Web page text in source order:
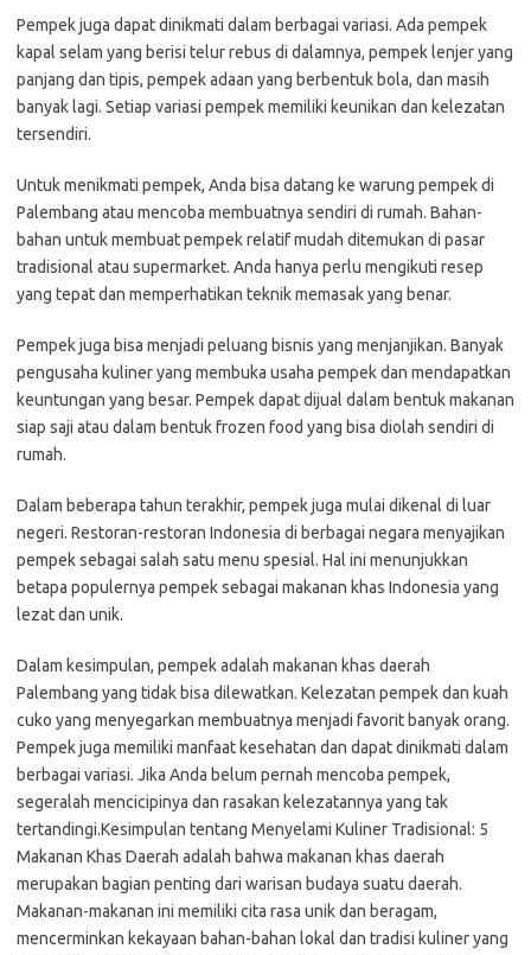
Pempek juga dapat dinikmati dalam berbagai variasi. Ada pempek
kapal selam yang berisi telur rebus di dalamnya, pempek lenjer yang
panjang dan tipis, pempek adaan yang berbentuk bola, dan masih
banyak lagi. Setiap variasi pempek memiliki keunikan dan kelezatan
tersendiri.
Untuk menikmati pempek, Anda bisa datang ke warung pempek di
Palembang atau mencoba membuatnya sendiri di rumah. Bahan-
bahan untuk membuat pempek relatif mudah ditemukan di pasar
tradisional atau supermarket. Anda hanya perlu mengikuti resep
yang tepat dan memperhatikan teknik memasak yang benar.
Pempek juga bisa menjadi peluang bisnis yang menjanjikan. Banyak
pengusaha kuliner yang membuka usaha pempek dan mendapatkan
keuntungan yang besar. Pempek dapat dijual dalam bentuk makanan
siap saji atau dalam bentuk frozen food yang bisa diolah sendiri di
rumah.
Dalam beberapa tahun terakhir, pempek juga mulai dikenal di luar
negeri. Restoran-restoran Indonesia di berbagai negara menyajikan
pempek sebagai salah satu menu spesial. Hal ini menunjukkan
betapa populernya pempek sebagai makanan khas Indonesia yang
lezat dan unik.
Dalam kesimpulan, pempek adalah makanan khas daerah
Palembang yang tidak bisa dilewatkan. Kelezatan pempek dan kuah
cuko yang menyegarkan membuatnya menjadi favorit banyak orang.
Pempek juga memiliki manfaat kesehatan dan dapat dinikmati dalam
berbagai variasi. Jika Anda belum pernah mencoba pempek,
segeralah mencicipinya dan rasakan kelezatannya yang tak
tertandingi.Kesimpulan tentang Menyelami Kuliner Tradisional: 5
Makanan Khas Daerah adalah bahwa makanan khas daerah
merupakan bagian penting dari warisan budaya suatu daerah.
Makanan-makanan ini memiliki cita rasa unik dan beragam,
mencerminkan kekayaan bahan-bahan lokal dan tradisi kuliner yang